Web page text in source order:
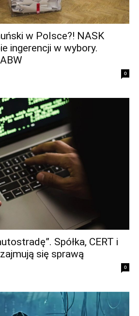
w Polsce?! NASK
ingerencji w wybory.
0
Spółka, CERT i
się sprawą
0